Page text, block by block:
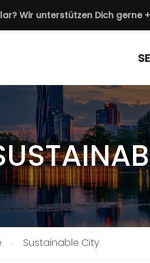
Wir unterstützen Dich gerne
Sustainable City